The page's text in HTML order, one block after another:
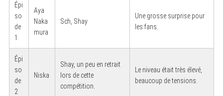
Épi
so
de
1
Aya
Naka
mura
Sch, Shay
Une grosse surprise pour
les fans.
Épi
so
de
2
Niska
Shay, un peu en retrait
lors de cette
compétition.
Le niveau était très élevé,
beaucoup de tensions.